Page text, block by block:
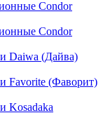
Condor
Condor
Daiwa (Дайва)
Favorite (Фаворит)
Kosadaka